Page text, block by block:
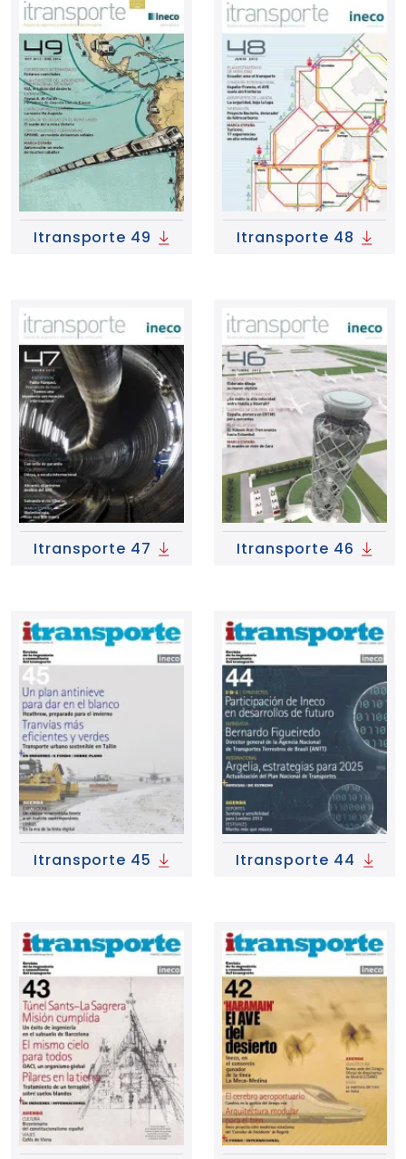
Itransporte 49 Itransporte 48
Itransporte 47 Itransporte 46
Itransporte 45 Itransporte 44